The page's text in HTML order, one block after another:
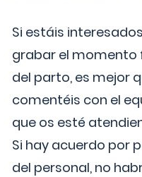
Si estáis
grabar el momento
del parto, es mejor
comentéis con el
que os esté
Si hay acuerdo por
del personal, no